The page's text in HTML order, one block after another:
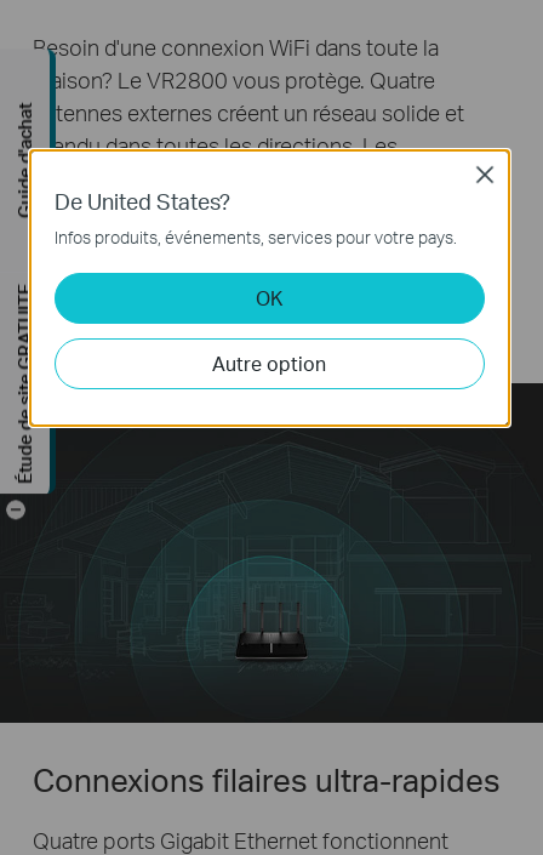
Besoin d'une connexion WiFi dans toute la
maison? Le VR2800 vous protège. Quatre
antennes externes créent un réseau solide et
étendu dans toutes les directions. Les
amplificateurs de puissance et les amplificateurs
à faible bruit amplifient l'envoi et la réception de
signaux pour augmenter la couverture WiFi. Et
avec la formation de faisceaux pour localiser et
établir des connexions ciblées, emportez votre
appareil mobile où vous le souhaitez.
Connexions filaires ultra-rapides
Quatre ports Gigabit Ethernet fonctionnent
De United States?
Infos produits, événements, services pour votre pays.
OK
Autre option
Close
Guide d'achat
Étude de site GRATUITE
-